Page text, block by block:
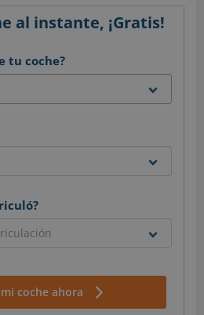
al instante, ¡Gratis!
tu coche?
coche ahora